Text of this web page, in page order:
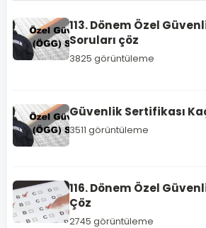
ÇIKMIŞ
SORULAR
PDF
Özel
Güvenlik
Sınav
PDF
110.
113. Dönem Özel
Soruları çöz
3825 görüntüleme
Güvenlik Sertifikası
3511 görüntüleme
116. Dönem Özel
Çöz
2745 görüntüleme